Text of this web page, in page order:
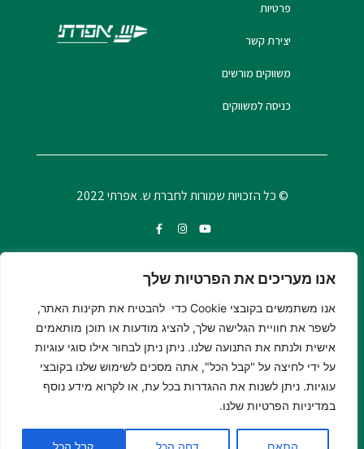
אנו מעריכים את הפרטיות שלך
אנו משתמשים בקובצי Cookie כדי להבטיח את תקינות האתר,
לשפר את חוויית הגלישה שלך, להציג מודעות או תוכן מותאמים
אישית ולנתח את התנועה שלנו. ניתן ניתן לבחור אילו סוגי עוגיות
על ידי לחיצה על "קבל הכל", אתה מסכים לשימוש שלנו בקובצי
עוגיות. ניתן לשנות את ההגדרות בכל עת, או לקרוא מידע נוסף
במדיניות הפרטיות שלנו.
התאם דחה הכל קבל הכל
פרטיות
יצירת קשר
משווקים מורשים
כניסה למשווקים
© כל הזכויות שמורות לחברת ש. אפרתי 2022
© כל הזכויות שמורות לחברת ש. אפרתי 2022